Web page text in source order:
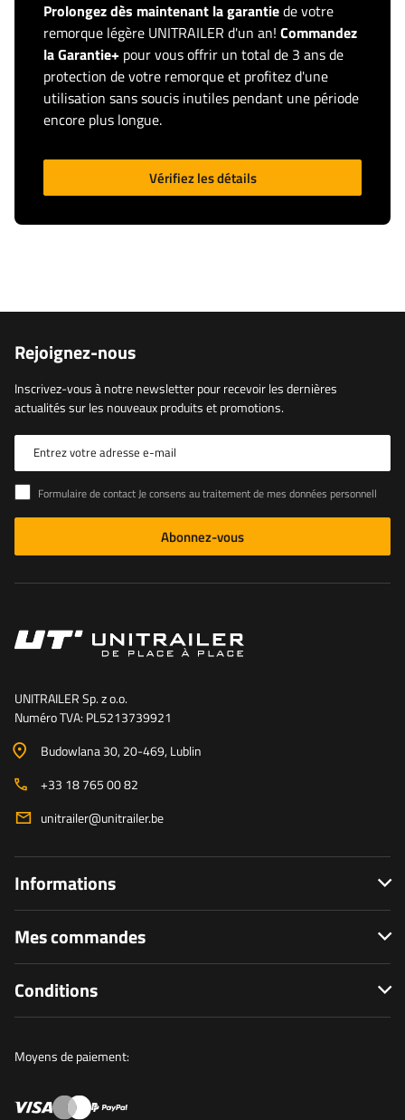
Prolongez dès maintenant la garantiede votre
remorque légère UNITRAILER d'un an! Commandez
la Garantie+ pour vous offrir un total de 3 ans de
protection de votre remorque et profitez d'une
utilisation sans soucis inutiles pendant une période
encore plus longue.
Vérifiez les détails
Rejoignez-nous
Inscrivez-vous à notre newsletter pour recevoir les dernières
actualités sur les nouveaux produits et promotions.
Entrez votre adresse e-mail
Formulaire de contact Je consens au traitement de mes données personnelles contenues dans le formulaire de contact conformément au règlement du Parlement européen et du Conseil (UE)
Abonnez-vous
UNITRAILER Sp. z o.o.
Numéro TVA: PL5213739921
Budowlana 30, 20-469, Lublin
+33 18 765 00 82
unitrailer@unitrailer.be
Informations
Mes commandes
Conditions
Moyens de paiement: